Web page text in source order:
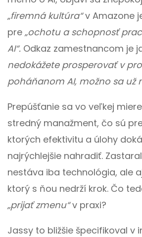
„firemná kultúra“v Amazone
pre „ochotu a schopnosť
AI“. Odkaz zamestnancom je
nedokážete prosperovať v
poháňanom AI, možno sa už
Prepúšťanie sa vo veľkej
stredný manažment, čo sú
ktorých efektivitu a úlohy
najrýchlejšie nahradiť.
nestáva iba technológia, ale
ktorý s ňou nedrží krok. Čo
„prijať zmenu“v praxi?
Jassy to bližšie špecifikoval v